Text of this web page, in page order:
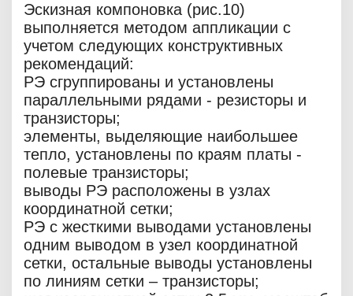
Эскизная компоновка (рис.10)
выполняется методом аппликации с
учетом следующих конструктивных
рекомендаций:
РЭ сгруппированы и установлены
параллельными рядами - резисторы и
транзисторы;
элементы, выделяющие наибольшее
тепло, установлены по краям платы -
полевые транзисторы;
выводы РЭ расположены в узлах
координатной сетки;
РЭ с жесткими выводами установлены
одним выводом в узел координатной
сетки, остальные выводы установлены
по линиям сетки – транзисторы;